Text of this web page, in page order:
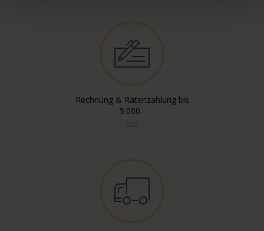
Rechnung & Ratenzahlung bis
5'000.-